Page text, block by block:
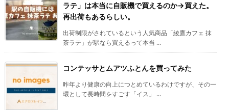
ラテ」は本当に自販機で買えるのか→買えた。
再出荷もあるらしい。
出荷制限がされているという人気商品「綾鷹カフェ 抹
茶ラテ」が駅なら買えるって本当 ...
コンテッサとムアツふとんを買ってみた
昨年より健康の向上につとめているわけですが、その一
環として長時間をすごす「イス」 ...